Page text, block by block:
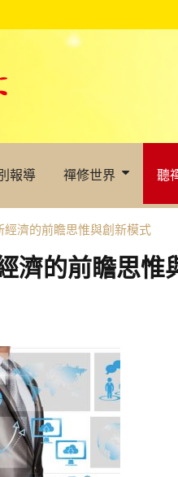
報導 禪修世界 聽
經濟的前瞻思惟與創新模式
濟的前瞻思惟